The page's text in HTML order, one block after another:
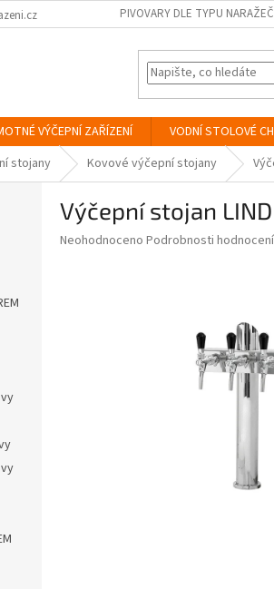
PIVOVARY DLE TYPU
VÝČEPNÍ ZAŘÍZENÍ VODNÍ STOLOVÉ
stojany Kovové výčepní stojany
Výčepní stojan
Průměrné
Neohodnoceno Podrobnosti hodnocení